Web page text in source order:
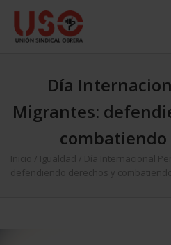
Día
Migrantes:
Inicio Igualdad
Día Internacional
defendiendo derechos y